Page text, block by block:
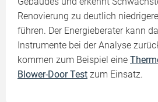
Renovierung zu deutlich
führen. Der Energieberater kann
Instrumente bei der Analyse
kommen zum Beispiel eine
Blower-Door Test zum Einsatz.